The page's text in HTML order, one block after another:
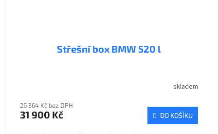
Střešní box BMW 520 l
skladem
26 364 Kč bez DPH
31 900 Kč DO KOŠÍKU